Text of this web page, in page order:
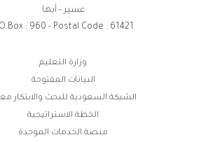
عسير - أبها
P.O.Box : 960 - Postal Code : 61421
وزارة التعليم
البيانات المفتوحة
الشبكة السعودية للبحث والابتكار معين
الخطة الاستراتيجية
منصة الخدمات الموحدة